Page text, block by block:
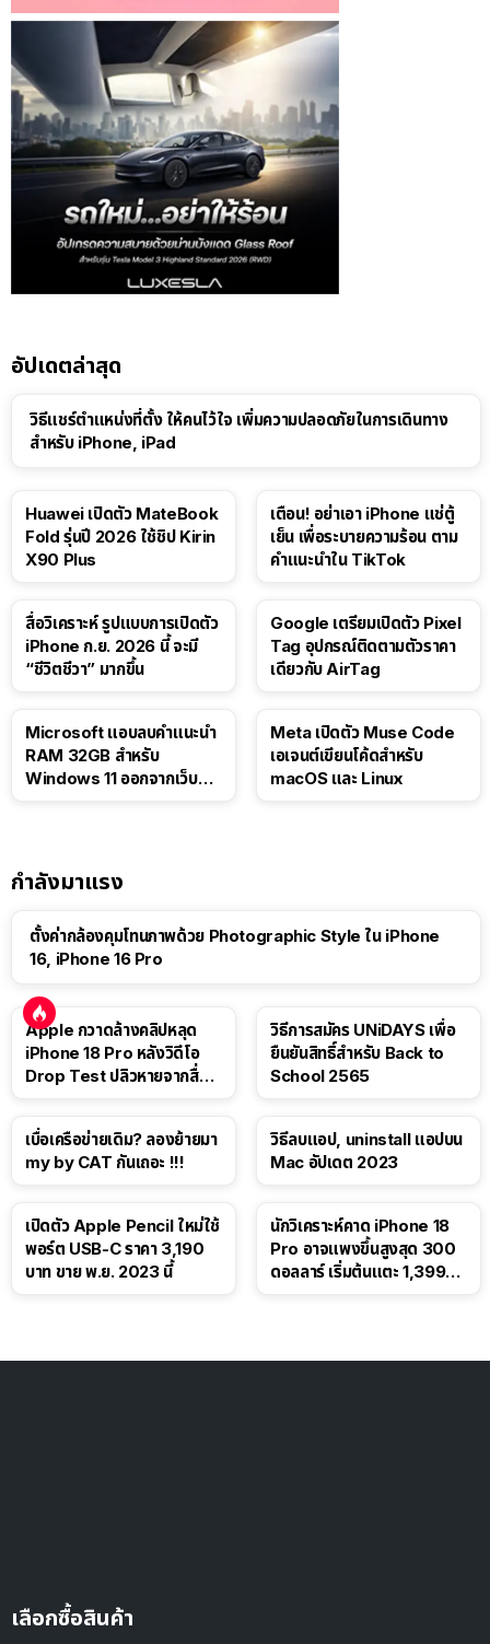
อัปเดตล่าสุด
วิธีแชร์ตำแหน่งที่ตั้ง ให้คนไว้ใจ เพิ่มความปลอดภัยในการเดินทาง
สำหรับ iPhone, iPad
Huawei เปิดตัว MateBook
Fold รุ่นปี 2026 ใช้ชิป Kirin
X90 Plus
เตือน! อย่าเอา iPhone แช่ตู้
เย็น เพื่อระบายความร้อน ตาม
คำแนะนำใน TikTok
สื่อวิเคราะห์ รูปแบบการเปิดตัว
iPhone ก.ย. 2026 นี้ จะมี
“ชีวิตชีวา” มากขึ้น
Google เตรียมเปิดตัว Pixel
Tag อุปกรณ์ติดตามตัวราคา
เดียวกับ AirTag
Microsoft แอบลบคำแนะนำ
RAM 32GB สำหรับ
Windows 11 ออกจากเว็บตัว
Meta เปิดตัว Muse Code
เอเจนต์เขียนโค้ดสำหรับ
macOS และ Linux
กำลังมาแรง
ตั้งค่ากล้องคุมโทนภาพด้วย Photographic Style ใน iPhone
16, iPhone 16 Pro
Apple กวาดล้างคลิปหลุด
iPhone 18 Pro หลังวิดีโอ
Drop Test ปลิวหายจากสื่อ
วิธีการสมัคร UNiDAYS เพื่อ
ยืนยันสิทธิ์สำหรับ Back to
School 2565
เบื่อเครือข่ายเดิม? ลองย้ายมา
my by CAT กันเถอะ !!!
วิธีลบแอป, uninstall แอปบน
Mac อัปเดต 2023
เปิดตัว Apple Pencil ใหม่ใช้
พอร์ต USB-C ราคา 3,190
บาท ขาย พ.ย. 2023 นี้
นักวิเคราะห์คาด iPhone 18
Pro อาจแพงขึ้นสูงสุด 300
ดอลลาร์ เริ่มต้นแตะ 1,399
เลือกซื้อสินค้า